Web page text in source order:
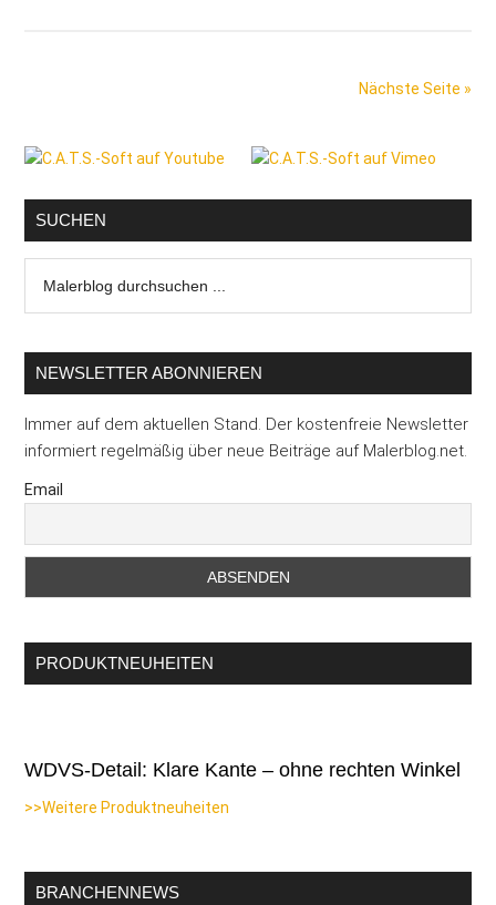
Rekordniveau
Nächste Seite »
Seitenspalte
SUCHEN
durchsuchen
NEWSLETTER ABONNIEREN
Immer auf dem aktuellen Stand. Der kostenfreie Newsletter
informiert regelmäßig über neue Beiträge auf Malerblog.net.
Email
PRODUKTNEUHEITEN
WDVS-Detail: Klare Kante – ohne rechten Winkel
>>Weitere Produktneuheiten
BRANCHENNEWS